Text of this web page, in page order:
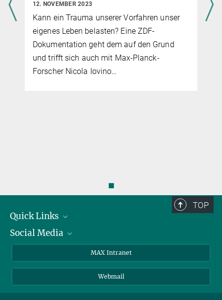
12. NOVEMBER 2023
Kann ein Trauma unserer Vorfahren unser
eigenes Leben belasten? Eine ZDF-
Dokumentation geht dem auf den Grund
und trifft sich auch mit Max-Planck-
Forscher Nicola Iovino…
◼
TOP
Quick Links
Forschungsgruppen
Kontakt
Social Media
Bluesky
Mastodon
MAX Intranet
Webmail